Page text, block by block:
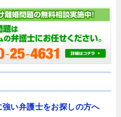
い弁護士をお探しの方へ